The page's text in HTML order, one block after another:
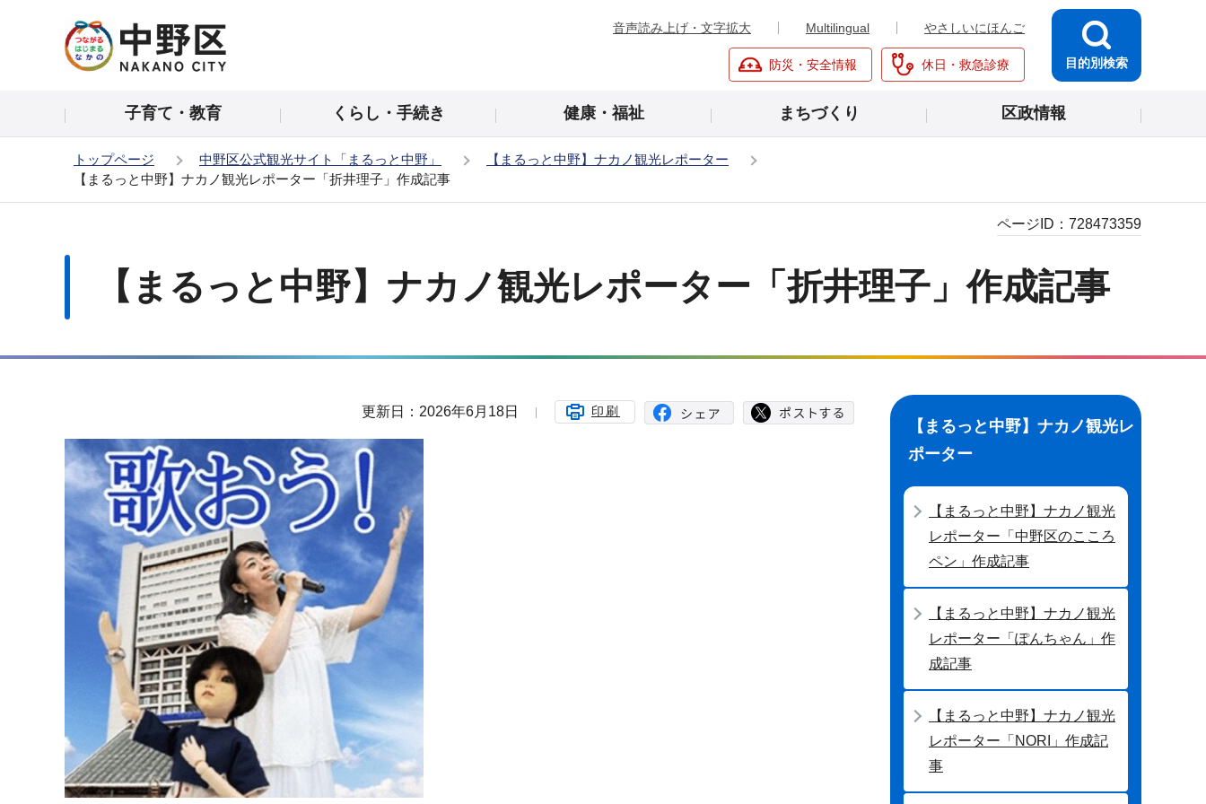
の
音声読み上げ・文字拡大 Multilingual やさしいにほんご
防災・安全情報 休日・救急診療 目的別検索
子育て・教育 くらし・手続き 健康・福祉 まちづくり 区政情報
トップページ 中野区公式観光サイト「まるっと中野」
【まるっと中野】ナカノ観光レポーター
【まるっと中野】ナカノ観光レポーター「折井理子」作成記事
【まるっと中野】ナカノ観光レポーター「折井理子」作成記事
ページID： 728473359
更新日：2026年6月18日 印刷
ナ
ビ
ョ
【まるっと中野】ナカノ観光レ
ポーター
【まるっと中野】ナカノ観光
レポーター「中野区のこころ
ペン」作成記事
【まるっと中野】ナカノ観光
レポーター「ぽんちゃん」作
成記事
【まるっと中野】ナカノ観光
レポーター「NORI」作成記
事